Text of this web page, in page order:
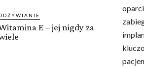
E – jej nigdy za